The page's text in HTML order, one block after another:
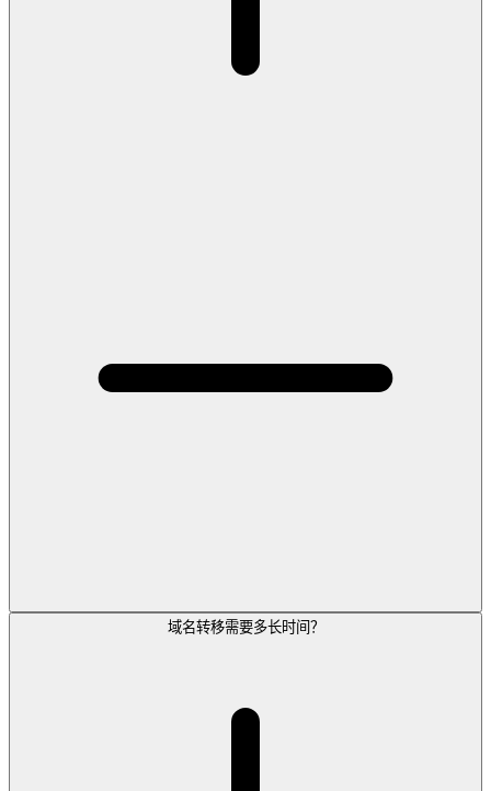
域名转移需要多长时间？